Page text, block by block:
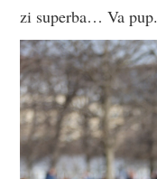
zi superba… Va pup.